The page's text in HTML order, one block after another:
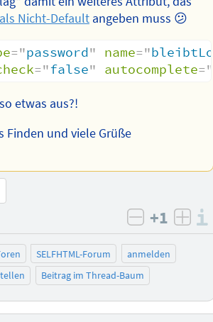
Nicht-Defaultangeben muss 😕
="password" name="
="false" autocomplete="
etwas aus?!
Finden und viele Grüße
negativ
+1
SELFHTML-Forum
anmelden
Beitrag im Thread-Baum